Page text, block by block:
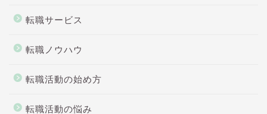
転職サービス
転職ノウハウ
転職活動の始め方
転職活動の悩み